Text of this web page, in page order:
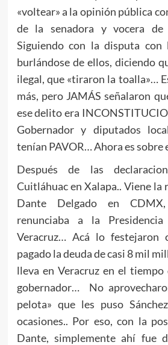
«voltear» a la opinión pública
de la senadora y vocera de
Siguiendo con la disputa con
burlándose de ellos, diciendo
ilegal, que «tiraron la toalla»…
más, pero JAMÁS señalaron
ese delito era
Gobernador y diputados
tenían PAVOR… Ahora es sobre
Después de las
Cuitláhuac en Xalapa.. Viene la
Dante Delgado en
renunciaba a la
Veracruz… Acá lo festejaron
pagado la deuda de casi 8 mil
lleva en Veracruz en el tiempo
gobernador… No
pelota» que les puso
ocasiones.. Por eso, con la
Dante, simplemente ahí fue